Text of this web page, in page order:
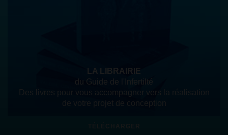
LA LIBRAIRIE
du Guide de l'Infertilté
Des livres pour vous accompagner vers la réalisation
de votre projet de conception